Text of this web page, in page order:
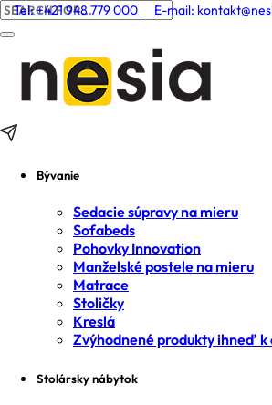
Tel: +421 948 779 000 E-mail:
Bývanie
Sedacie súpravy na mieru
Sofabeds
Pohovky Innovation
Manželské postele na mieru
Matrace
Stoličky
Kreslá
Zvýhodnené produkty ihneď k
Stolársky nábytok